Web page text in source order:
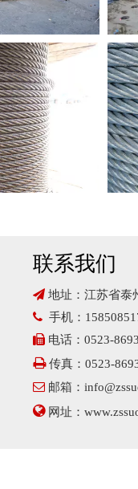
联系我们
 地址：江苏省泰
 手机：
 电话：0523-
传真：0523-
 邮箱：
网址：